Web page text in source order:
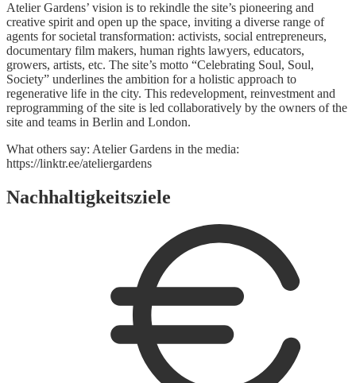
Atelier Gardens’ vision is to rekindle the site’s pioneering and
creative spirit and open up the space, inviting a diverse range of
agents for societal transformation: activists, social entrepreneurs,
documentary film makers, human rights lawyers, educators,
growers, artists, etc. The site’s motto “Celebrating Soul, Soul,
Society” underlines the ambition for a holistic approach to
regenerative life in the city. This redevelopment, reinvestment and
reprogramming of the site is led collaboratively by the owners of the
site and teams in Berlin and London.
What others say: Atelier Gardens in the media:
https://linktr.ee/ateliergardens
Nachhaltigkeitsziele